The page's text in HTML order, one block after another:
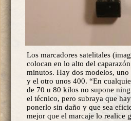
Los marcadores satelitales
colocan en lo alto del
minutos. Hay dos modelos, uno
y el otro unos 400. “En
de 70 u 80 kilos no supone
el técnico, pero subraya que
ponerlo sin daño y que sea
mejor que el marcaje lo realice